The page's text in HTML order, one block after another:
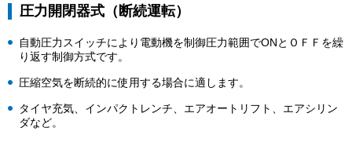
圧力開閉器式（断続運転）
自動圧力スイッチにより電動機を制御圧力範囲でONとＯＦＦを繰
り返す制御方式です。
圧縮空気を断続的に使用する場合に適します。
タイヤ充気、インパクトレンチ、エアオートリフト、エアシリン
ダなど。